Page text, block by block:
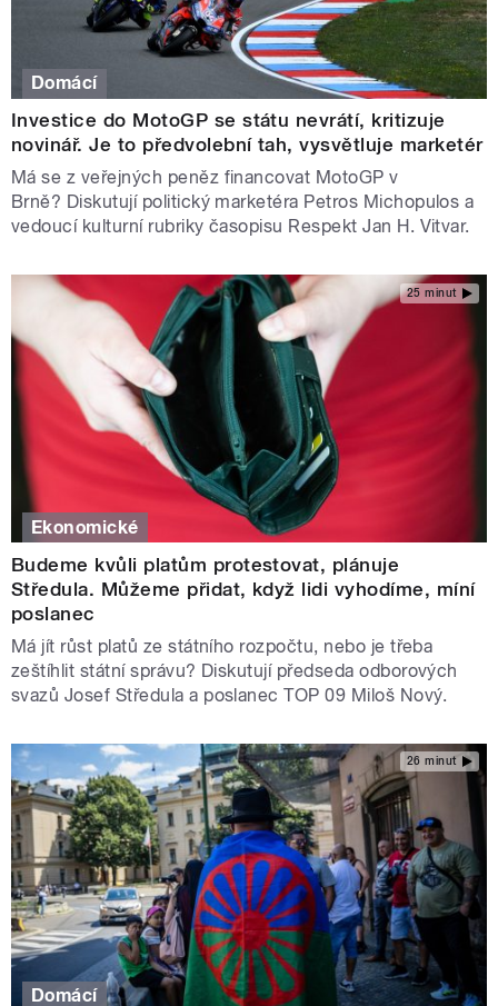
Domácí
Investice do MotoGP se státu nevrátí, kritizuje
novinář. Je to předvolební tah, vysvětluje marketér
Má se z veřejných peněz financovat MotoGP v
Brně? Diskutují politický marketéra Petros Michopulos a
vedoucí kulturní rubriky časopisu Respekt Jan H. Vitvar.
25 minut
Ekonomické
Budeme kvůli platům protestovat, plánuje
Středula. Můžeme přidat, když lidi vyhodíme, míní
poslanec
Má jít růst platů ze státního rozpočtu, nebo je třeba
zeštíhlit státní správu? Diskutují předseda odborových
svazů Josef Středula a poslanec TOP 09 Miloš Nový.
26 minut
Domácí